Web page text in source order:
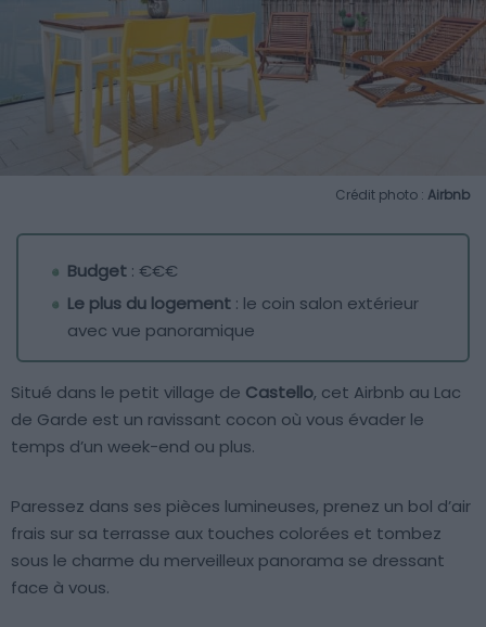
Crédit photo : Airbnb
Budget : €€€
Le plus du logement : le coin salon extérieur
avec vue panoramique
Situé dans le petit village de Castello, cet Airbnb au Lac
de Garde est un ravissant cocon où vous évader le
temps d’un week-end ou plus.
Paressez dans ses pièces lumineuses, prenez un bol d’air
frais sur sa terrasse aux touches colorées et tombez
sous le charme du merveilleux panorama se dressant
face à vous.